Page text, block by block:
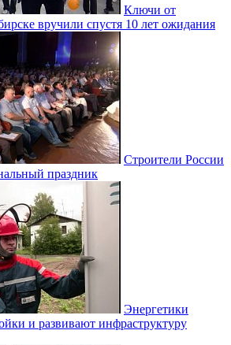
Ключи от
вручили спустя 10 лет ожидания
Строители России
праздник
Энергетики
и развивают инфраструктуру